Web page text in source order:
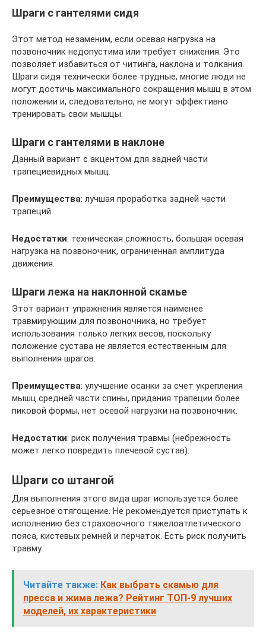
Шраги с гантелями сидя
Этот метод незаменим, если осевая нагрузка на
позвоночник недопустима или требует снижения. Это
позволяет избавиться от читинга, наклона и толкания.
Шраги сидя технически более трудные, многие люди не
могут достичь максимального сокращения мышц в этом
положении и, следовательно, не могут эффективно
тренировать свои мышцы.
Шраги с гантелями в наклоне
Данный вариант с акцентом для задней части
трапециевидных мышц.
Преимущества: лучшая проработка задней части
трапеций.
Недостатки: техническая сложность, большая осевая
нагрузка на позвоночник, ограниченная амплитуда
движения.
Шраги лежа на наклонной скамье
Этот вариант упражнения является наименее
травмирующим для позвоночника, но требует
использования только легких весов, поскольку
положение сустава не является естественным для
выполнения шрагов.
Преимущества: улучшение осанки за счет укрепления
мышц средней части спины, придания трапеции более
пиковой формы, нет осевой нагрузки на позвоночник.
Недостатки: риск получения травмы (небрежность
может легко повредить плечевой сустав).
Шраги со штангой
Для выполнения этого вида шраг используется более
серьезное отягощение. Не рекомендуется приступать к
исполнению без страховочного тяжелоатлетического
пояса, кистевых ремней и перчаток. Есть риск получить
травму.
Читайте также: Как выбрать скамью для
пресса и жима лежа? Рейтинг ТОП-9 лучших
моделей, их характеристики